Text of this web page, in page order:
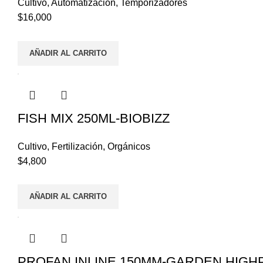
Cultivo, Automatización,
Temporizadores
$16,000
AÑADIR AL CARRITO
FISH MIX 250ML-BIOBIZZ
Cultivo, Fertilización, Orgánicos
$4,800
AÑADIR AL CARRITO